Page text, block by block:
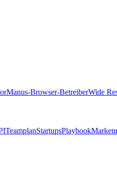
Manus-Browser-BetreiberWide
TeamplanStartupsPlaybook